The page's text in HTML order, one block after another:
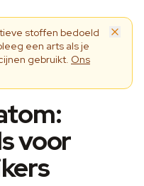
stoffen bedoeld
een arts als je
gebruikt. Ons
voor